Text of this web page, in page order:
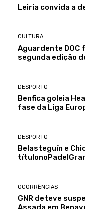
Leiria convida a
CULTURA
Aguardente DOC
segunda edição
DESPORTO
Benfica goleia
fase da Liga
DESPORTO
Belasteguín e
OCORRÊNCIAS
GNR deteve